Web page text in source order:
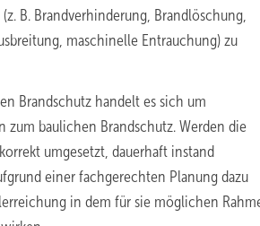
B. Brandverhinderung, Brandlöschung,
maschinelle Entrauchung) zu
Brandschutz handelt es sich um
zum baulichen Brandschutz. Werden die
umgesetzt, dauerhaft instand
einer fachgerechten Planung dazu
in dem für sie möglichen